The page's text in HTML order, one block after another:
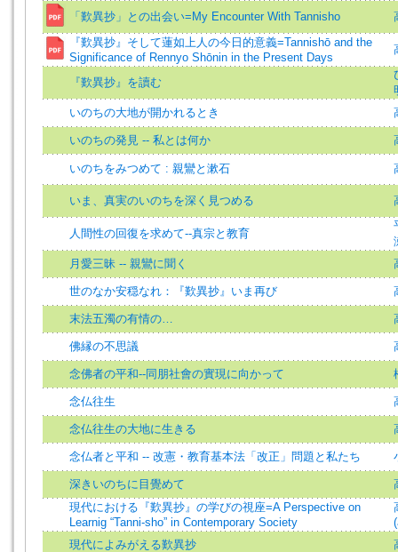
「歎異抄」との出会い=My Encounter With Tannisho
『歎異抄』そして蓮如上人の今日的意義=Tannishō and the
Significance of Rennyo Shōnin in the Present Days
『歎異抄』を讀む
いのちの大地が開かれるとき
いのちの発見 -- 私とは何か
いのちをみつめて : 親鸞と漱石
いま、真実のいのちを深く見つめる
人間性の回復を求めて--真宗と教育
月愛三昧 -- 親鸞に聞く
世のなか安穏なれ：『歎異抄』いま再び
末法五濁の有情の…
佛縁の不思議
念佛者の平和--同朋社會の實現に向かって
念仏往生
念仏往生の大地に生きる
念仏者と平和 -- 改憲・教育基本法「改正」問題と私たち
深きいのちに目覺めて
現代における『歎異抄』の学びの視座=A Perspective on
Learnig “Tanni-sho” in Contemporary Society
現代によみがえる歎異抄